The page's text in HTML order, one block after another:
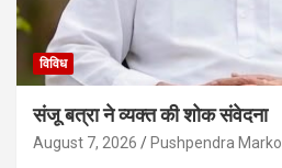
विविध
संजू बत्रा ने व्यक्त की शोक संवेदना
August 7, 2026 Pushpendra Marko